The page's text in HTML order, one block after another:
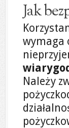
Jak
wymaga
Należy